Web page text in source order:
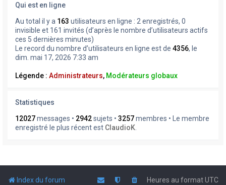
Qui est en ligne
Au total il y a 163 utilisateurs en ligne : 2 enregistrés, 0
invisible et 161 invités (d’après le nombre d’utilisateurs actifs
ces 5 dernières minutes)
Le record du nombre d’utilisateurs en ligne est de 4356, le
dim. mai 17, 2026 7:33 am
Légende : Administrateurs, Modérateurs globaux
Statistiques
12027messages • 2942sujets • 3257membres • Le membre
enregistré le plus récent est ClaudioK
Index du forum Heures au formatUTC